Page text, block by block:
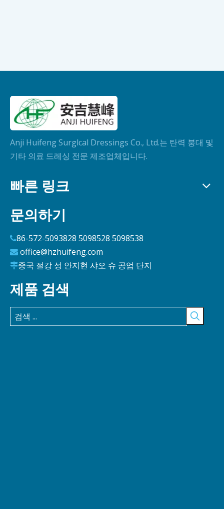
Anji Huifeng Surglcal Dressings Co., Ltd.는 탄력 붕대 및
기타 의료 드레싱 전문 제조업체입니다.
빠른 링크
문의하기
86-572-5093828 5098528 5098538
 office@hzhuifeng.com
중국 절강 성 안지현 샤오 슈 공업 단지
제품 검색